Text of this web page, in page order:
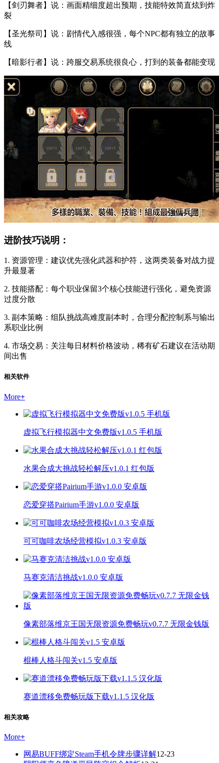
【剑刃舞者】说：画面精细度超出预期，技能特效简直炫到炸
裂
【圣光祭司】说：剧情代入感很强，每个NPC都有独立的故事
线
【暗影行者】说：跨服交易系统很良心，打到的装备都能变现
进阶技巧说明：
1. 资源管理：建议优先强化武器和护符，这两类装备对战力提
升最显著
2. 技能搭配：每个职业保留3个核心技能进行强化，避免资源
过度分散
3. 副本策略：组队挑战高难度副本时，合理分配控制系与输出
系职业比例
4. 市场交易：关注每日材料价格波动，稀有矿石建议在活动期
间出售
相关软件
More+
虚拟飞行模拟器中文免费版v1.0.5 手机版
水果合成大挑战轻松解压v1.0.1 红包版
恋爱穿搭Pairium手游v1.0.0 安卓版
可可咖啡农场经营模拟v1.0.3 安卓版
马赛克清洁挑战v1.0.0 安卓版
像素部落维京王国无限资源免费畅玩v0.7.7 无限金钱版
棍棒人格斗闯关v1.5 安卓版
赛道漂移免费畅玩版下载v1.1.5 汉化版
相关攻略
More+
网易BUFF绑定Steam手机令牌步骤详解12-23